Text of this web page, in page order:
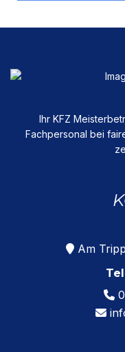
Ihr KFZ
Fachpersonal bei
Am